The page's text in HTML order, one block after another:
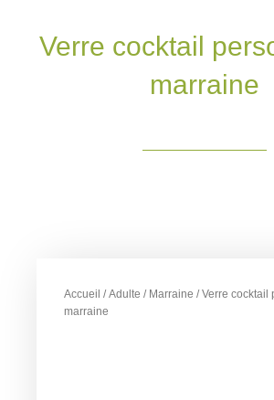
Verre cocktail
marraine
Accueil /Adulte / Marraine / Verre cocktail
marraine